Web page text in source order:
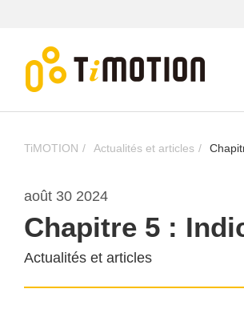
TiMOTION Actualités et articles
août 30 2024
Chapitre 5 :
Actualités et articles